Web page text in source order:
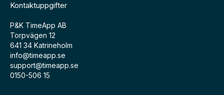
Kontaktuppgifter
P&K TimeApp AB
Torpvägen 12
641 34 Katrineholm
info@timeapp.se
support@timeapp.se
0150-506 15